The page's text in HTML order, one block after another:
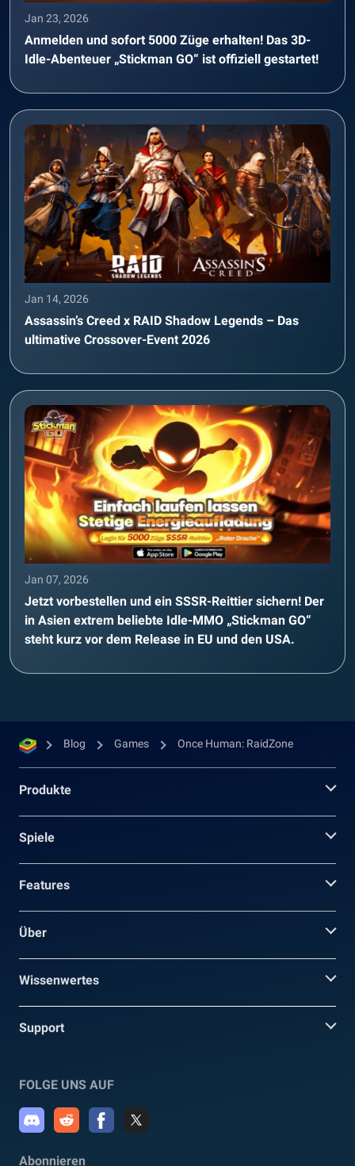
Jan 23, 2026
Anmelden und sofort 5000 Züge erhalten! Das 3D-
Idle-Abenteuer „Stickman GO“ ist offiziell gestartet!
Jan 14, 2026
Assassin’s Creed x RAID Shadow Legends – Das
ultimative Crossover-Event 2026
Jan 07, 2026
Jetzt vorbestellen und ein SSSR-Reittier sichern! Der
in Asien extrem beliebte Idle-MMO „Stickman GO“
steht kurz vor dem Release in EU und den USA.
Blog Games Once Human: RaidZone
Produkte
Spiele
Features
Über
Wissenwertes
Support
FOLGE UNS AUF
Abonnieren